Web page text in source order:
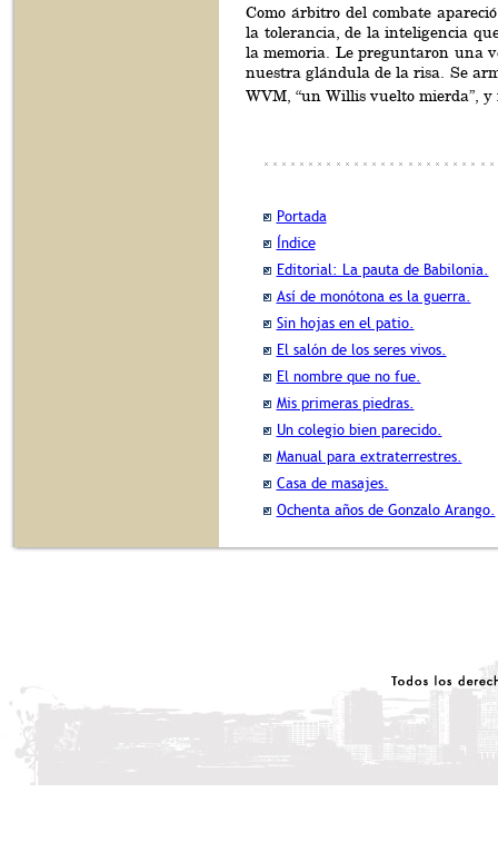
Como árbitro del combate
la tolerancia, de la inteligencia
la memoria. Le preguntaron una
nuestra glándula de la risa. Se
WVM, “un Willis vuelto mierda”,
Portada
Índice
Editorial: La pauta de Babilonia.
Así de monótona es la guerra.
Sin hojas en el patio.
El salón de los seres vivos.
El nombre que no fue.
Mis primeras piedras.
Un colegio bien parecido.
Manual para extraterrestres.
Casa de masajes.
Ochenta años de Gonzalo Arango.